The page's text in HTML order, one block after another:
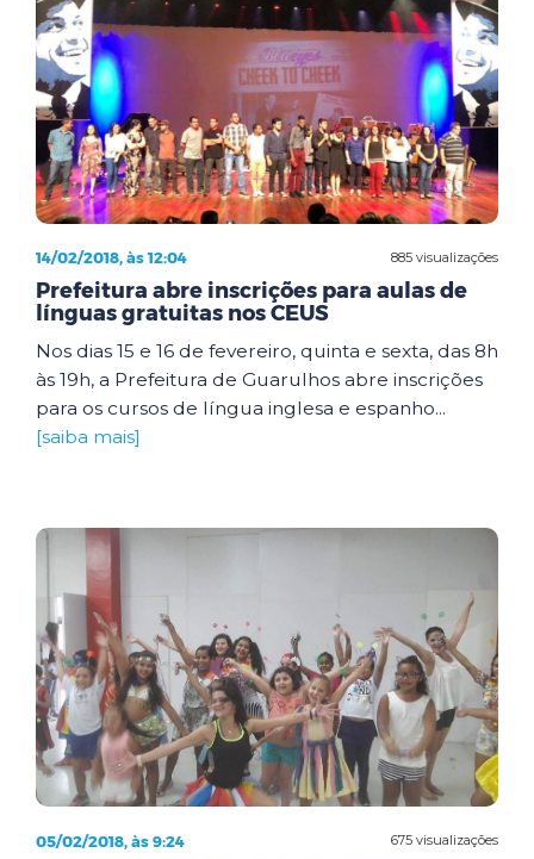
885 visualizações
14/02/2018, às 12:04
Prefeitura abre inscrições para aulas de
línguas gratuitas nos CEUS
Nos dias 15 e 16 de fevereiro, quinta e sexta, das 8h
às 19h, a Prefeitura de Guarulhos abre inscrições
para os cursos de língua inglesa e espanho...
[saiba mais]
675 visualizações
05/02/2018, às 9:24